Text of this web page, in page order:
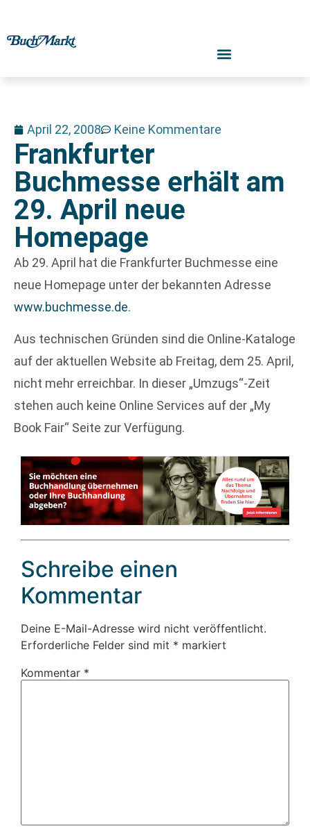
April 22, 2008 Keine Kommentare
Frankfurter
Buchmesse erhält am
29. April neue
Homepage
Ab 29. April hat die Frankfurter Buchmesse eine
neue Homepage unter der bekannten Adresse
www.buchmesse.de.
Aus technischen Gründen sind die Online-Kataloge
auf der aktuellen Website ab Freitag, dem 25. April,
nicht mehr erreichbar. In dieser „Umzugs“-Zeit
stehen auch keine Online Services auf der „My
Book Fair“ Seite zur Verfügung.
Schreibe einen
Kommentar
Deine E-Mail-Adresse wird nicht veröffentlicht.
Erforderliche Felder sind mit * markiert
Kommentar *